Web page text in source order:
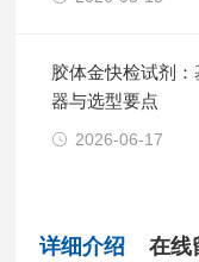
胶体金快检试剂
器与选型要点
2026-06-17
详细介绍 在线